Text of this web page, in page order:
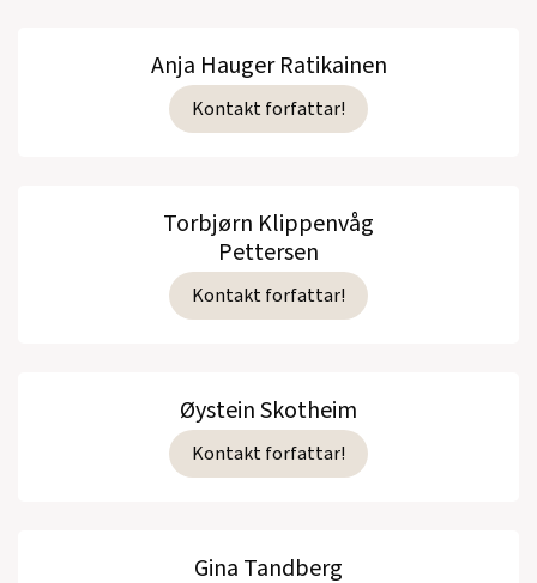
Anja Hauger Ratikainen
Kontakt forfattar!
Torbjørn Klippenvåg
Pettersen
Kontakt forfattar!
Øystein Skotheim
Kontakt forfattar!
Gina Tandberg